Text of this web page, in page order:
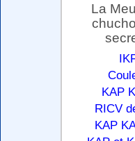
La
KAP
RICV
KAP